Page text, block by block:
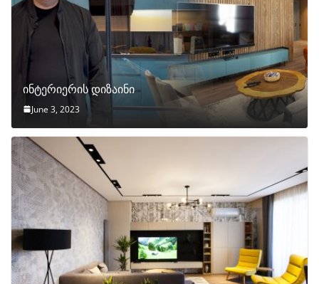
ინტერიერის დიზაინი
June 3, 2023